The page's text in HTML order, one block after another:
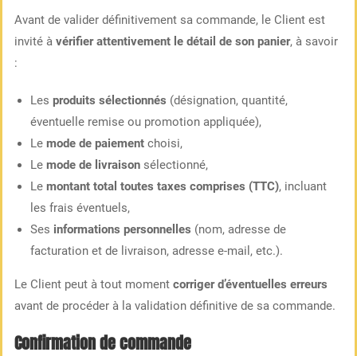
Avant de valider définitivement sa commande, le Client est
invité à vérifier attentivement le détail de son panier, à savoir
:
Les produits sélectionnés (désignation, quantité,
éventuelle remise ou promotion appliquée),
Le mode de paiementchoisi,
Le mode de livraisonsélectionné,
Le montant total toutes taxes comprises (TTC), incluant
les frais éventuels,
Ses informations personnelles (nom, adresse de
facturation et de livraison, adresse e-mail, etc.).
Le Client peut à tout moment corriger d’éventuelles erreurs
avant de procéder à la validation définitive de sa commande.
Confirmation de commande